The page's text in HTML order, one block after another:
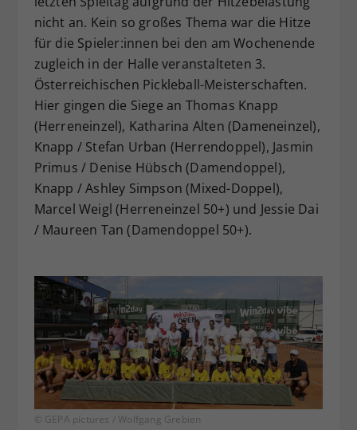
nicht an. Kein so großes Thema war die Hitze
für die Spieler:innen bei den am Wochenende
zugleich in der Halle veranstalteten 3.
Österreichischen Pickleball-Meisterschaften.
Hier gingen die Siege an Thomas Knapp
(Herreneinzel), Katharina Alten (Dameneinzel),
Knapp / Stefan Urban (Herrendoppel), Jasmin
Primus / Denise Hübsch (Damendoppel),
Knapp / Ashley Simpson (Mixed-Doppel),
Marcel Weigl (Herreneinzel 50+) und Jessie Dai
/ Maureen Tan (Damendoppel 50+).
© GEPA pictures / Wolfgang Grebien